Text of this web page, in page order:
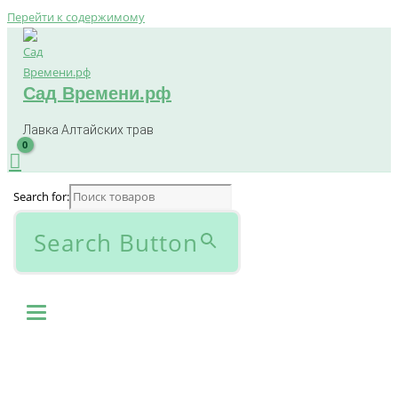
Перейти к содержимому
Сад Времени.рф
Лавка Алтайских трав
Search for:
Search Button